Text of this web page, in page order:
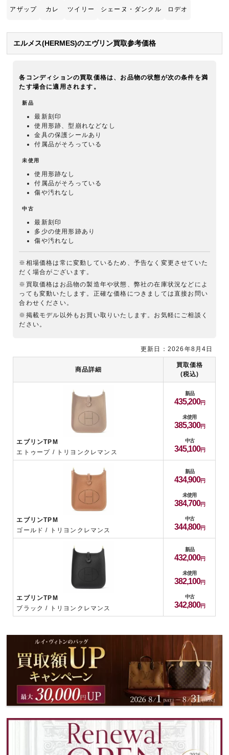
アザップ カレ ツイリー シェーヌ・ダンクル ロデオ
エルメス(HERMES)のエヴリン買取参考価格
各コンディションの買取価格は、お品物の状態が次の条件を満
たす場合に適用されます。
新品
最新刻印
使用形跡、型崩れなどなし
金具の保護シールあり
付属品がそろっている
未使用
使用形跡なし
付属品がそろっている
傷や汚れなし
中古
最新刻印
多少の使用形跡あり
傷や汚れなし
※相場価格は常に変動しているため、予告なく変更させていた
だく場合がございます。
※買取価格はお品物の製造年や状態、弊社の在庫状況などによ
っても変動いたします。正確な価格につきましては直接お問い
合わせください。
※掲載モデル以外もお買い取りいたします。お気軽にご相談く
ださい。
商品詳細
買取価格
(税込)
エブリンTPM
エトゥープ / トリヨンクレマンス
新品
435,200
未使用
385,300
中古
345,100
エブリンTPM
ゴールド / トリヨンクレマンス
新品
434,900
未使用
384,700
中古
344,800
エブリンTPM
ブラック / トリヨンクレマンス
新品
432,000
未使用
382,100
中古
342,800
更新日：2026年8月4日